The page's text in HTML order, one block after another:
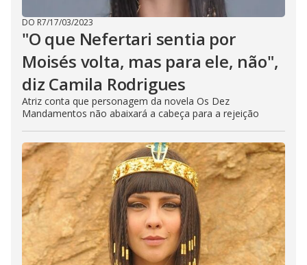
DO R7/17/03/2023
"O que Nefertari sentia por
Moisés volta, mas para ele, não",
diz Camila Rodrigues
Atriz conta que personagem da novela Os Dez
Mandamentos não abaixará a cabeça para a rejeição